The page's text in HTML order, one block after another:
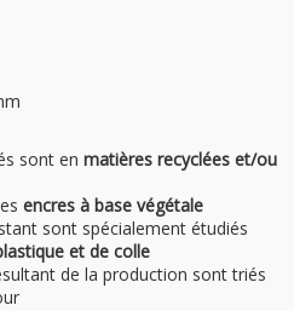
sont en matières recyclées et/ou
encres à base végétale
sont spécialement étudiés
et de colle
de la production sont triés